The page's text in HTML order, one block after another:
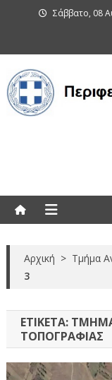
Σάββατο, 08
Αρχική > Τμήμα
3
ΕΤΙΚΈΤΑ:
ΤΟΠΟΓΡΑΦΊΑΣ